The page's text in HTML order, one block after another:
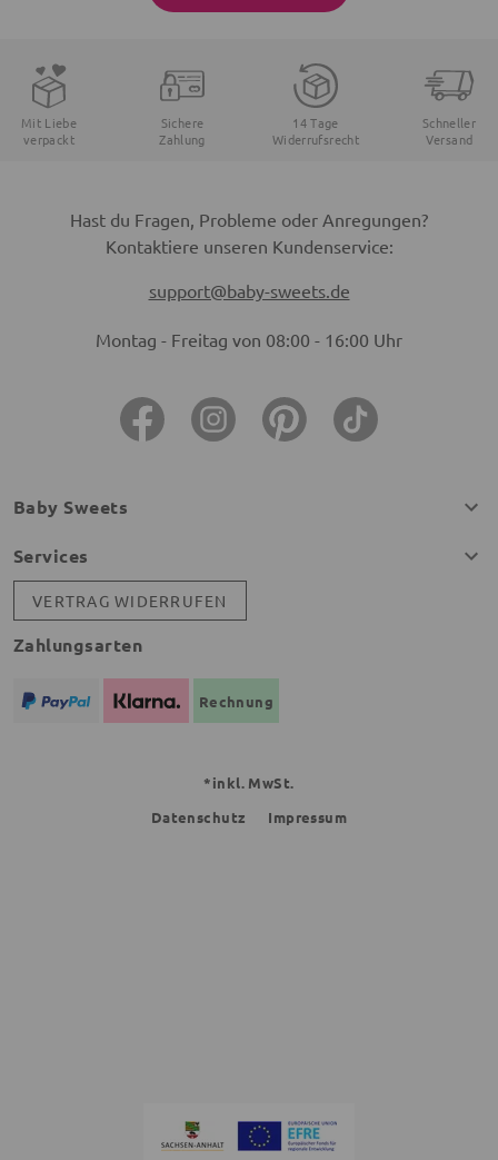
Mit Liebe
verpackt
Sichere
Zahlung
14 Tage
Widerrufsrecht
Schneller
Versand
Hast du Fragen, Probleme oder Anregungen?
Kontaktiere unseren Kundenservice:
support@baby-sweets.de
Montag - Freitag von 08:00 - 16:00 Uhr
Baby Sweets
Services
VERTRAG WIDERRUFEN
Zahlungsarten
Rechnung
*inkl. MwSt.
Datenschutz
Impressum